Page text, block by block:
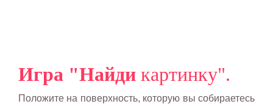
Игра "Найди картинку".
Положите на поверхность, которую вы собираетесь